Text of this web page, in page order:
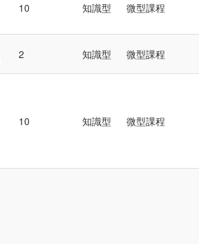
10 知識型 微型課程
2 知識型 微型課程
10 知識型 微型課程